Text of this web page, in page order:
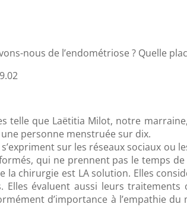
nous de l’endométriose ? Quelle
telle que Laëtitia Milot, notre
personne menstruée sur dix.
sur les réseaux sociaux ou
qui ne prennent pas le temps
la chirurgie est LA solution. Elles
évaluent aussi leurs
d’importance à l’empathie